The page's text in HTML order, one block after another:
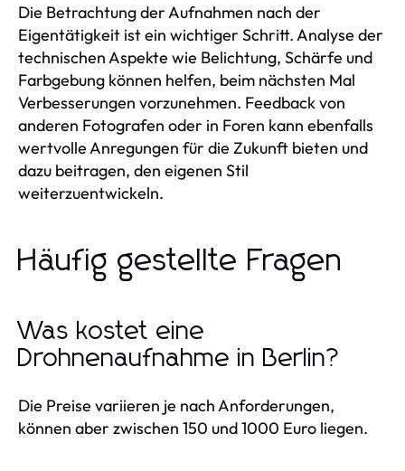
Die Betrachtung der Aufnahmen nach der
Eigentätigkeit ist ein wichtiger Schritt. Analyse der
technischen Aspekte wie Belichtung, Schärfe und
Farbgebung können helfen, beim nächsten Mal
Verbesserungen vorzunehmen. Feedback von
anderen Fotografen oder in Foren kann ebenfalls
wertvolle Anregungen für die Zukunft bieten und
dazu beitragen, den eigenen Stil
weiterzuentwickeln.
Häufig gestellte Fragen
Was kostet eine
Drohnenaufnahme in Berlin?
Die Preise variieren je nach Anforderungen,
können aber zwischen 150 und 1000 Euro liegen.